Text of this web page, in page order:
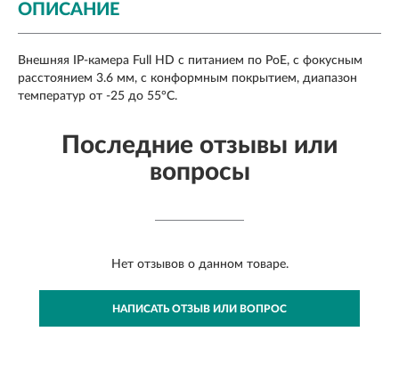
ОПИСАНИЕ
Внешняя IP-камера Full HD с питанием по PoE, с фокусным
расстоянием 3.6 мм, с конформным покрытием, диапазон
температур от -25 до 55°C.
Последние отзывы или
вопросы
Нет отзывов о данном товаре.
НАПИСАТЬ ОТЗЫВ ИЛИ ВОПРОС